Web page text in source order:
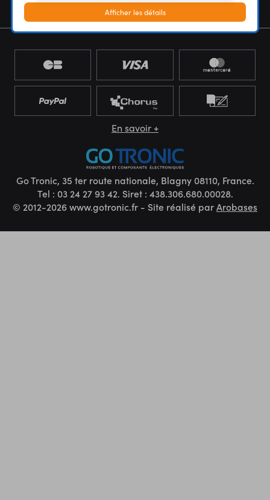
NEWSLETTER
En savoir +
Go Tronic, 35 ter route nationale, Blagny 08110, France.
Tel : 03 24 27 93 42. Siret : 438.306.680.00028.
© 2012-2026 www.gotronic.fr - Site réalisé parArobases
Afficher les détails